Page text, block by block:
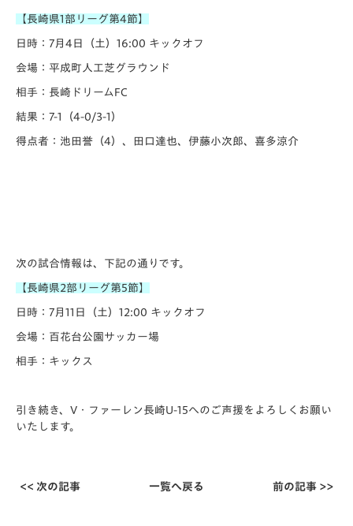
【長崎県1部リーグ第4節】
日時：7月4日（土）16:00 キックオフ
会場：平成町人工芝グラウンド
相手：長崎ドリームFC
結果：7-1（4-0/3-1）
得点者：池田誉（4）、田口達也、伊藤小次郎、喜多涼介
次の試合情報は、下記の通りです。
【長崎県2部リーグ第5節】
日時：7月11日（土）12:00 キックオフ
会場：百花台公園サッカー場
相手：キックス
引き続き、V・ファーレン長崎U-15へのご声援をよろしくお願い
いたします。
<< 次の記事 一覧へ戻る 前の記事 >>